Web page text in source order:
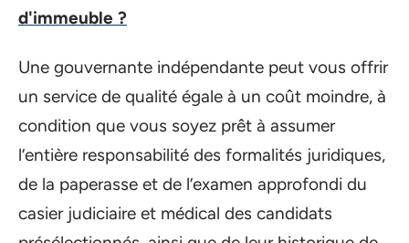
d'immeuble ?
Une gouvernante indépendante peut vous offrir
un service de qualité égale à un coût moindre, à
condition que vous soyez prêt à assumer
l’entière responsabilité des formalités juridiques,
de la paperasse et de l’examen approfondi du
casier judiciaire et médical des candidats